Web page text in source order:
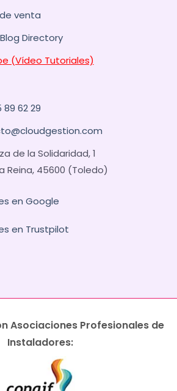
venta
Directory
(Vídeo Tutoriales)
89 62 29
de la Solidaridad, 1
Reina, 45600 (Toledo)
en Google
en Trustpilot
Asociaciones Profesionales de
Instaladores: